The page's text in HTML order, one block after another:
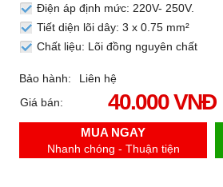
Điện áp định mức: 220V- 250V.
Tiết diện lõi dây: 3 x 0.75 mm²
Chất liệu: Lõi đồng nguyên chất
Bảo hành:
Liên hệ
Giá bán:
40.000 VNĐ
MUA NGAY
Nhanh chóng - Thuận tiện